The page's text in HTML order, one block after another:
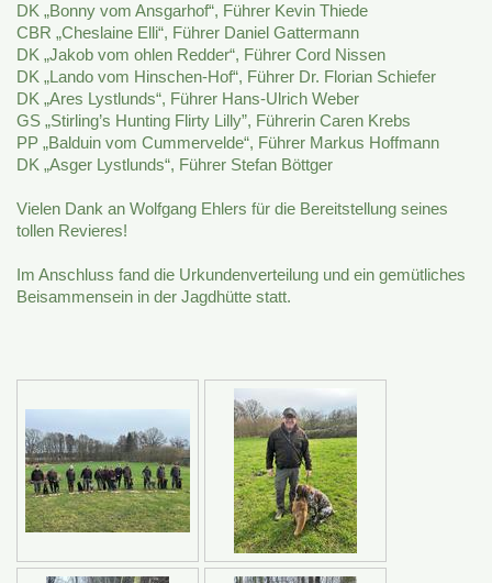
DK „Bonny vom Ansgarhof“, Führer Kevin Thiede
CBR „Cheslaine Elli“, Führer Daniel Gattermann
DK „Jakob vom ohlen Redder“, Führer Cord Nissen
DK „Lando vom Hinschen-Hof“, Führer Dr. Florian Schiefer
DK „Ares Lystlunds“, Führer Hans-Ulrich Weber
GS „Stirling’s Hunting Flirty Lilly”, Führerin Caren Krebs
PP „Balduin vom Cummervelde“, Führer Markus Hoffmann
DK „Asger Lystlunds“, Führer Stefan Böttger
Vielen Dank an Wolfgang Ehlers für die Bereitstellung seines
tollen Revieres!
Im Anschluss fand die Urkundenverteilung und ein gemütliches
Beisammensein in der Jagdhütte statt.